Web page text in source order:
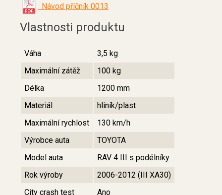
Návod příčník 0013
Vlastnosti produktu
Váha
3,5 kg
Maximální zátěž
100 kg
Délka
1200 mm
Materiál
hliník/plast
Maximální rychlost
130 km/h
Výrobce auta
TOYOTA
Model auta
RAV 4 III s podélníky
Rok výroby
2006-2012 (III XA30)
City crash test
Ano